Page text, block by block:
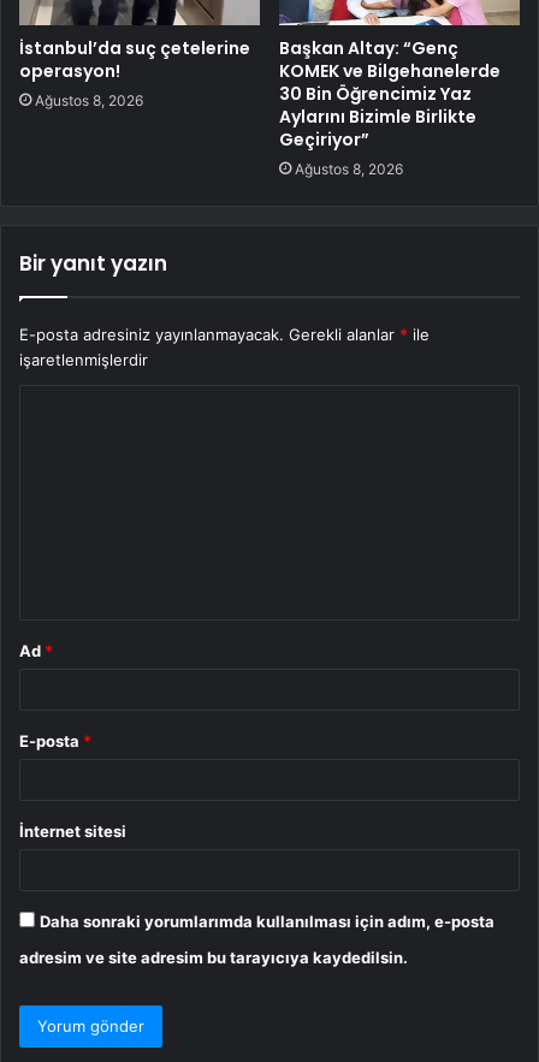
İstanbul’da suç çetelerine
operasyon!
Ağustos 8, 2026
Başkan Altay: “Genç
KOMEK ve Bilgehanelerde
30 Bin Öğrencimiz Yaz
Aylarını Bizimle Birlikte
Geçiriyor”
Ağustos 8, 2026
Bir yanıt yazın
E-posta adresiniz yayınlanmayacak. Gerekli alanlar * ile
işaretlenmişlerdir
Ad *
E-posta *
İnternet sitesi
Daha sonraki yorumlarımda kullanılması için adım, e-posta
adresim ve site adresim bu tarayıcıya kaydedilsin.